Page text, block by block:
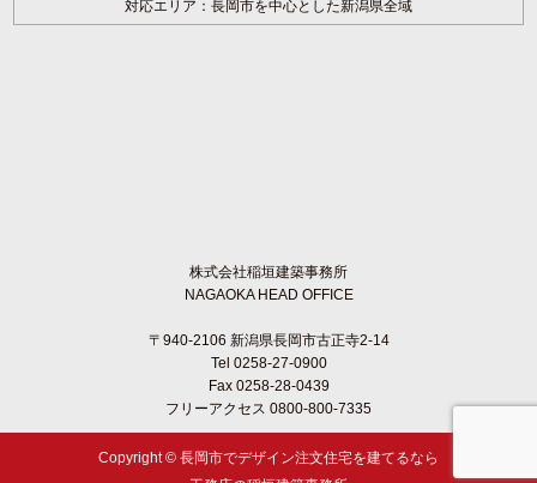
対応エリア：長岡市を中心とした新潟県全域
株式会社稲垣建築事務所
NAGAOKA HEAD OFFICE
〒940-2106 新潟県長岡市古正寺2-14
Tel 0258-27-0900
Fax 0258-28-0439
フリーアクセス 0800-800-7335
Copyright © 長岡市でデザイン注文住宅を建てるなら